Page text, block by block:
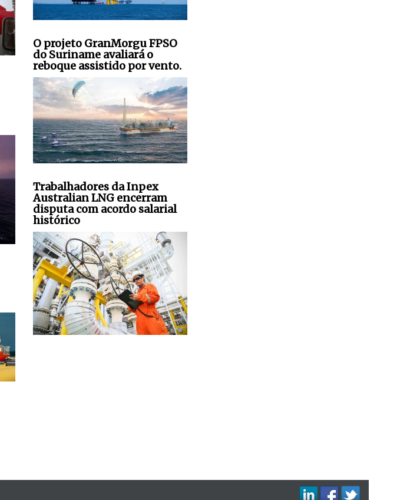
O projeto GranMorgu FPSO
do Suriname avaliará o
reboque assistido por vento.
Trabalhadores da Inpex
Australian LNG encerram
disputa com acordo salarial
histórico